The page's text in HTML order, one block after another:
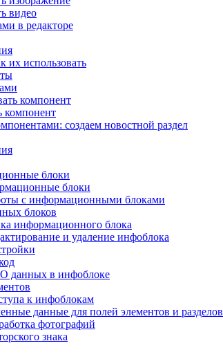
видео
в редакторе
их использовать
компонент
компонент
создаем новостной раздел
блоки
блоки
с информационными блоками
блоков
информационного блока
и удаление инфоблока
данных в инфоблоке
к инфоблокам
данные для полей элементов и разделов
фотографий
знака